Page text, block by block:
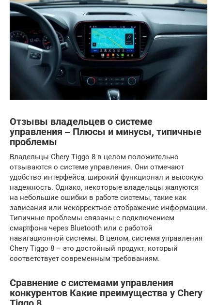
Отзывы владельцев о системе
управления ‒ Плюсы и минусы, типичные
проблемы
Владельцы Chery Tiggo 8 в целом положительно
отзываются о системе управления. Они отмечают
удобство интерфейса, широкий функционал и высокую
надежность. Однако, некоторые владельцы жалуются
на небольшие ошибки в работе системы, такие как
зависания или некорректное отображение информации.
Типичные проблемы связаны с подключением
смартфона через Bluetooth или с работой
навигационной системы. В целом, система управления
Chery Tiggo 8 – это достойный продукт, который
соответствует современным требованиям.
Сравнение с системами управления
конкурентов Какие преимущества у Chery